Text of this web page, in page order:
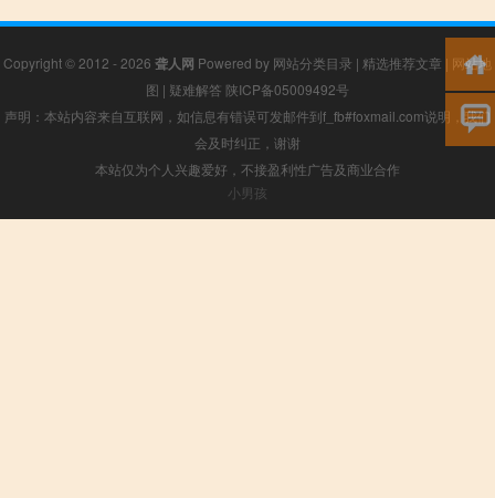
Copyright © 2012 - 2026 聋人网 Powered by 网站分类目录 | 精选推荐文章 | 网站地
图 | 疑难解答 陕ICP备05009492号
声明：本站内容来自互联网，如信息有错误可发邮件到f_fb#foxmail.com说明，我们
会及时纠正，谢谢
本站仅为个人兴趣爱好，不接盈利性广告及商业合作
小男孩